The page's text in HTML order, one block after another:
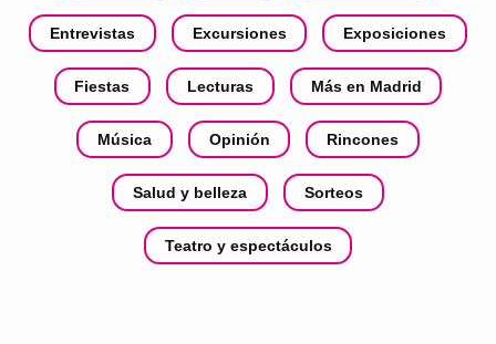
Entrevistas Excursiones Exposiciones
Fiestas Lecturas Más en Madrid
Música Opinión Rincones
Salud y belleza Sorteos
Teatro y espectáculos